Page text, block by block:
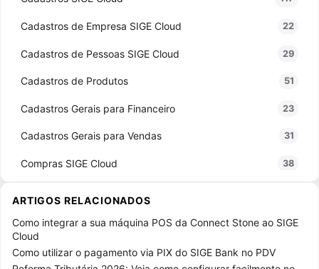
Cadastros de Empresa SIGE Cloud 22
Cadastros de Pessoas SIGE Cloud 29
Cadastros de Produtos 51
Cadastros Gerais para Financeiro 23
Cadastros Gerais para Vendas 31
Compras SIGE Cloud 38
Configurações de NF-e / NFS-e 9
ARTIGOS RELACIONADOS
Como integrar a sua máquina POS da Connect Stone ao SIGE
Cloud
Como utilizar o pagamento via PIX do SIGE Bank no PDV